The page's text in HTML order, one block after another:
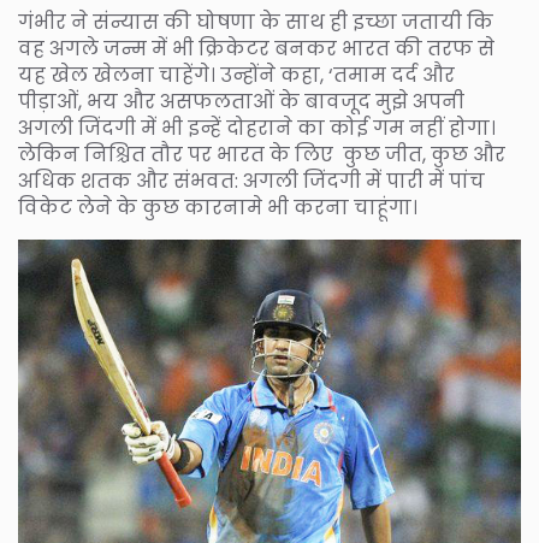
गंभीर ने संन्यास की घोषणा के साथ ही इच्छा जतायी कि
वह अगले जन्म में भी क्रिकेटर बनकर भारत की तरफ से
यह खेल खेलना चाहेंगे। उन्होंने कहा, ‘तमाम दर्द और
पीड़ाओं, भय और असफलताओं के बावजूद मुझे अपनी
अगली जिंदगी में भी इन्हें दोहराने का कोई गम नहीं होगा।
लेकिन निश्चित तौर पर भारत के लिए कुछ जीत, कुछ और
अधिक शतक और संभवत: अगली जिंदगी में पारी में पांच
विकेट लेने के कुछ कारनामे भी करना चाहूंगा।